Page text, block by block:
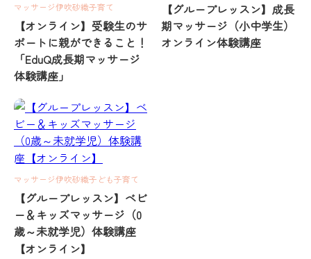
マッサージ伊吹砂織子育て
【オンライン】受験生のサ
ポートに親ができること！
「EduQ成長期マッサージ
体験講座」
【グループレッスン】成長
期マッサージ（小中学生）
オンライン体験講座
マッサージ伊吹砂織子ども子育て
【グループレッスン】ベビ
ー＆キッズマッサージ（0
歳～未就学児）体験講座
【オンライン】